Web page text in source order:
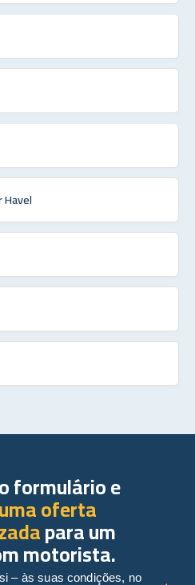
formulário e
oferta
para um
motorista.
– às suas condições, no